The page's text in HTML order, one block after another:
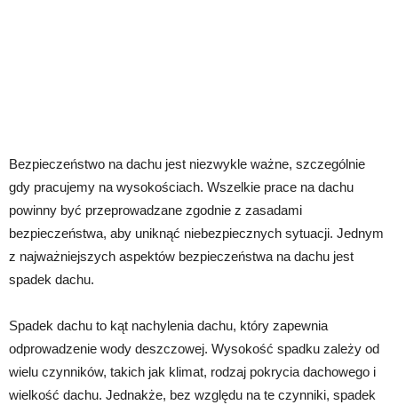
Bezpieczeństwo na dachu jest niezwykle ważne, szczególnie
gdy pracujemy na wysokościach. Wszelkie prace na dachu
powinny być przeprowadzane zgodnie z zasadami
bezpieczeństwa, aby uniknąć niebezpiecznych sytuacji. Jednym
z najważniejszych aspektów bezpieczeństwa na dachu jest
spadek dachu.
Spadek dachu to kąt nachylenia dachu, który zapewnia
odprowadzenie wody deszczowej. Wysokość spadku zależy od
wielu czynników, takich jak klimat, rodzaj pokrycia dachowego i
wielkość dachu. Jednakże, bez względu na te czynniki, spadek